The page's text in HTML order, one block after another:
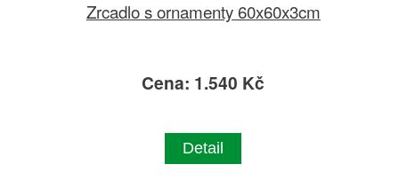
Zrcadlo s ornamenty 60x60x3cm
Cena: 1.540 Kč
Detail